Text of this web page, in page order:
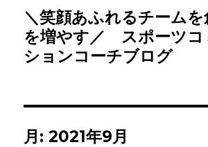
＼笑顔あふれるチーム
を増やす／ スポーツコ
ションコーチブログ
月:2021年9月